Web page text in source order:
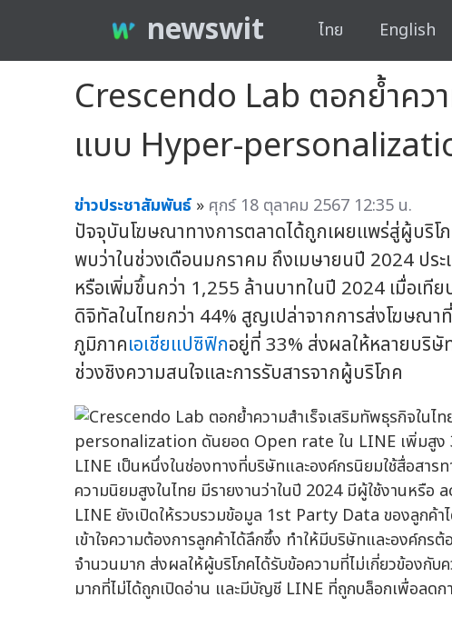
newswit ไทย English
Crescendo Lab ตอกย้ำคว
แบบ Hyper-
ข่าวประชาสัมพันธ์ » ศุกร์ 18 ตุลาคม 2567 12:35 น.
ปัจจุบันโฆษณาทางการตลาดได้ถูกเผยแพร่สู่ผู้บริโ
พบว่าในช่วงเดือนมกราคม ถึงเมษายนปี 2024 ปร
หรือเพิ่มขึ้นกว่า 1,255 ล้านบาทในปี 2024 เมื่อเที
ดิจิทัลในไทยกว่า 44% สูญเปล่าจากการส่งโฆษณา
ภูมิภาคเอเชียแปซิฟิกอยู่ที่ 33% ส่งผลให้หลายบริษั
ช่วงชิงความสนใจและการรับสารจากผู้บริโภค
LINE เป็นหนึ่งในช่องทางที่บริษัทและองค์กรนิยมใช้สื่อสาร
ความนิยมสูงในไทย มีรายงานว่าในปี 2024 มีผู้ใช้งานหรื
LINE ยังเปิดให้รวบรวมข้อมูล 1st Party Data ของลูกค้า
เข้าใจความต้องการลูกค้าได้ลึกซึ้ง ทำให้มีบริษัทและองค์ก
จำนวนมาก ส่งผลให้ผู้บริโภคได้รับข้อความที่ไม่เกี่ยวข้องกับ
มากที่ไม่ได้ถูกเปิดอ่าน และมีบัญชี LINE ที่ถูกบล็อกเพื่อลดก